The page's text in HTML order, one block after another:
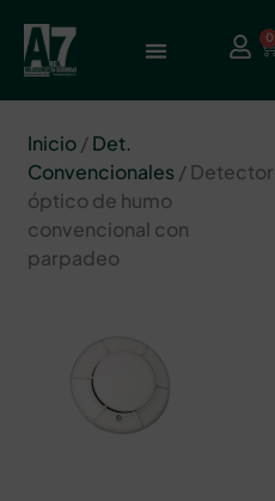
0
Inicio /Det.
Convencionales / Detector
óptico de humo
convencional con
parpadeo